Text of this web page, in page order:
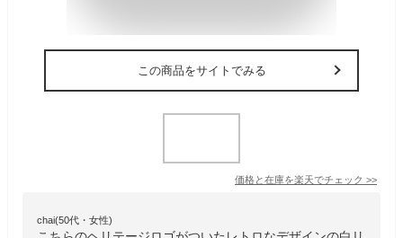
この商品をサイトでみる
価格と在庫を楽天でチェック >>
chai(50代・女性)